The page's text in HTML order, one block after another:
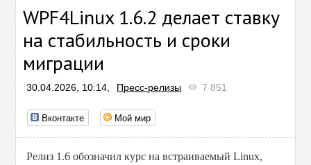
WPF4Linux 1.6.2 делает ставку
на стабильность и сроки
миграции
30.04.2026, 10:14, Пресс-релизы 7 851
Вконтакте Мой мир
Релиз 1.6 обозначил курс на встраиваемый Linux,